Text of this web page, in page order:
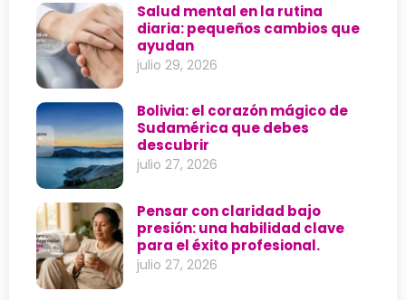
Salud mental en la rutina
diaria: pequeños cambios que
ayudan
julio 29, 2026
Bolivia: el corazón mágico de
Sudamérica que debes
descubrir
julio 27, 2026
Pensar con claridad bajo
presión: una habilidad clave
para el éxito profesional.
julio 27, 2026